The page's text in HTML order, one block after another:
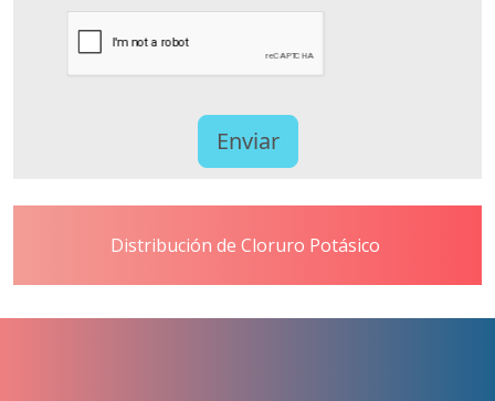
Distribución de Cloruro Potásico